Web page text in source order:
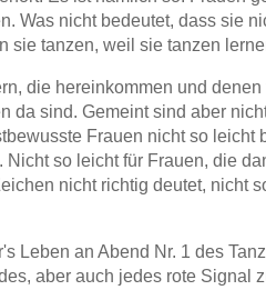
Was nicht bedeutet, dass sie
sie tanzen, weil sie tanzen
die hereinkommen und denen
da sind. Gemeint sind aber
Frauen nicht so leicht
so leicht für Frauen, die
nicht richtig deutet, nicht
Leben an Abend Nr. 1 des
aber auch jedes rote